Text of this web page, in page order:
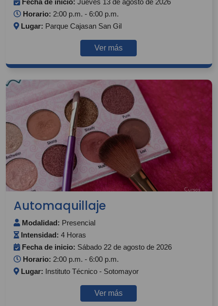
Fecha de inicio: Jueves 13 de agosto de 2026
Horario: 2:00 p.m. - 6:00 p.m.
Lugar: Parque Cajasan San Gil
Ver más
Automaquillaje
Modalidad: Presencial
Intensidad: 4 Horas
Fecha de inicio: Sábado 22 de agosto de 2026
Horario: 2:00 p.m. - 6:00 p.m.
Lugar: Instituto Técnico - Sotomayor
Ver más